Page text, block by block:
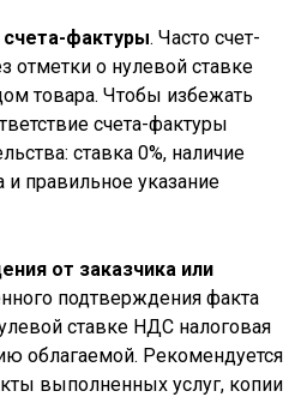
фактуры. Часто счет-
отметки о нулевой ставке
товара. Чтобы избежать
счета-фактуры
ставка 0%, наличие
правильное указание
от заказчика или
подтверждения факта
ставке НДС налоговая
облагаемой. Рекомендуется
выполненных услуг, копии